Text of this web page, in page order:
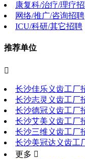
康复科/治疗/理疗
网络/推广/咨询招聘
ICU/科研/其它招聘
推荐单位

长沙佳乐义齿工厂
长沙志灵义齿工厂
长沙德冠义齿工厂
长沙艾美义齿工厂
长沙三维义齿工厂
长沙美冠达义齿工
更多 